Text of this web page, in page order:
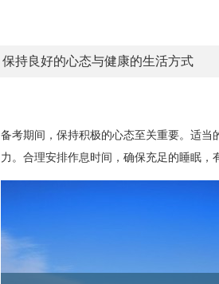
保持良好的心态与健康的生活方式
备考期间，保持积极的心态至关重要。适
力。合理安排作息时间，确保充足的睡眠，